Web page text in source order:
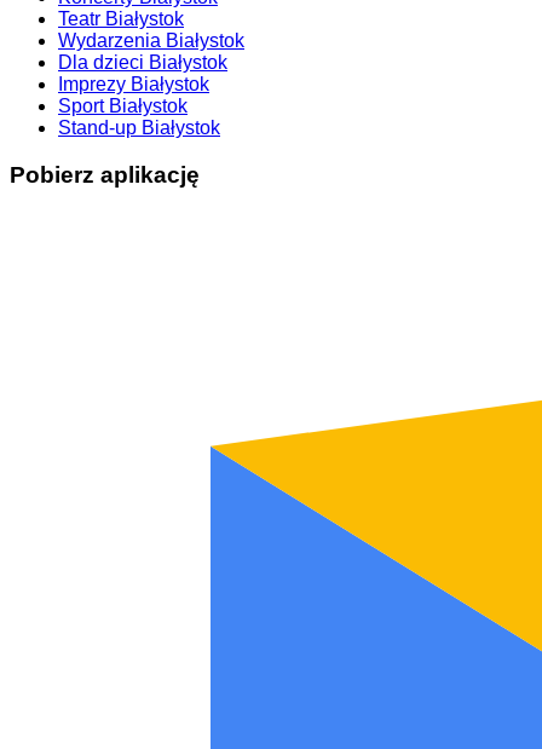
Teatr Białystok
Wydarzenia Białystok
Dla dzieci Białystok
Imprezy Białystok
Sport Białystok
Stand-up Białystok
Pobierz aplikację